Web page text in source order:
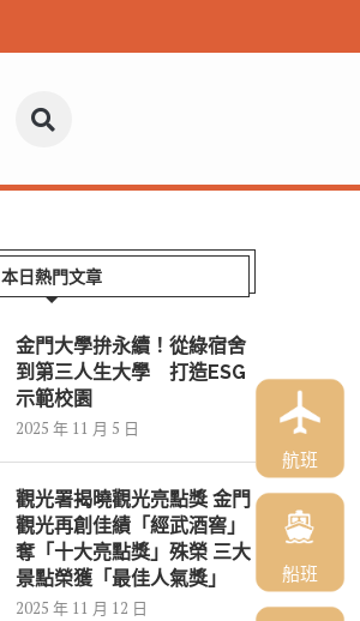
本日熱門文章
金門大學拚永續！從綠宿舍
到第三人生大學 打造ESG
示範校園
2025 年 11 月 5 日
觀光署揭曉觀光亮點獎 金門
觀光再創佳績「經武酒窖」
奪「十大亮點獎」殊榮 三大
景點榮獲「最佳人氣獎」
2025 年 11 月 12 日
航班
船班